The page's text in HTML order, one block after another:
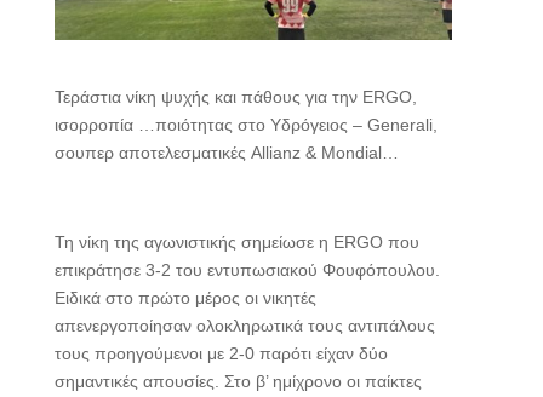
Τεράστια νίκη ψυχής και πάθους για την ERGO,
ισορροπία …ποιότητας στο Υδρόγειος – Generali,
σουπερ αποτελεσματικές Allianz & Mondial…
Τη νίκη της αγωνιστικής σημείωσε η ERGO που
επικράτησε 3-2 του εντυπωσιακού Φουφόπουλου.
Ειδικά στο πρώτο μέρος οι νικητές
απενεργοποίησαν ολοκληρωτικά τους αντιπάλους
τους προηγούμενοι με 2-0 παρότι είχαν δύο
σημαντικές απουσίες. Στο β’ ημίχρονο οι παίκτες